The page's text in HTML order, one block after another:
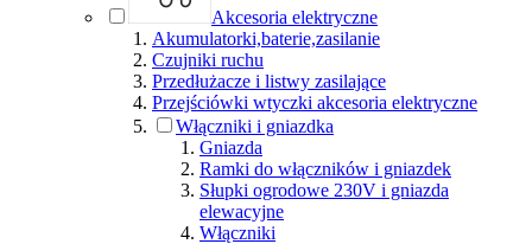
Akcesoria elektryczne
Akumulatorki,baterie,zasilanie
Czujniki ruchu
Przedłużacze i listwy zasilające
Przejściówki wtyczki akcesoria elektryczne
Włączniki i gniazdka
Gniazda
Ramki do włączników i gniazdek
Słupki ogrodowe 230V i gniazda
elewacyjne
Włączniki